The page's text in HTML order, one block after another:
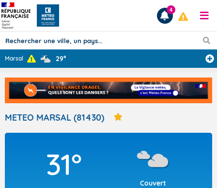
Prévisions
TOUS LES RÉSULTATS
Articles
4
Marsal 29°
METEO MARSAL (81430)
31°
Couvert